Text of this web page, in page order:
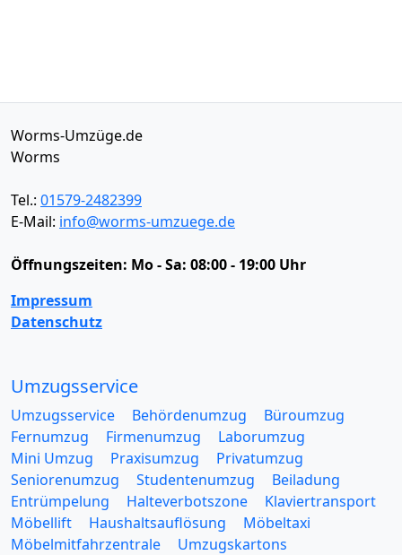
Worms-Umzüge.de
Worms
Tel.: 01579-2482399
E-Mail: info@worms-umzuege.de
Öffnungszeiten: Mo - Sa: 08:00 - 19:00 Uhr
Impressum
Datenschutz
Umzugsservice
Umzugsservice Behördenumzug
Büroumzug
Fernumzug
Firmenumzug
Laborumzug
Mini Umzug
Praxisumzug
Privatumzug
Seniorenumzug
Studentenumzug
Beiladung
Entrümpelung
Halteverbotszone
Klaviertransport
Möbellift
Haushaltsauflösung
Möbeltaxi
Möbelmitfahrzentrale
Umzugskartons